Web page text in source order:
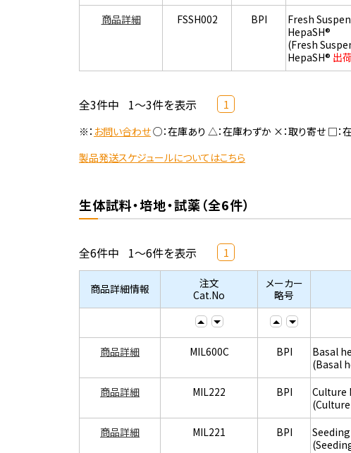
商品詳細 FSSH002 BPI
Fresh
HepaSH®
(Fresh
HepaSH® 出
全3件中 1～3件を表示 1
※： お問い合わせ○：在庫あり △：在庫わずか ×：取り寄せ □：
製品発送スケジュールについてはこちら
生体試料・培地・試薬（全6件）
全6件中 1～6件を表示 1
商品詳細情報
注文
Cat.No
メーカー
略号
商品詳細 MIL600C BPI
Basal
(Basal
商品詳細 MIL222 BPI
Culture
商品詳細 MIL221 BPI